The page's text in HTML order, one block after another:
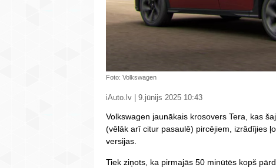
Foto: Volkswagen
iAuto.lv | 9.jūnijs 2025 10:43
Volkswagen jaunākais krosovers Tera, kas
(vēlāk arī citur pasaulē) pircējiem, izrādījies
versijas.
Tiek ziņots, ka pirmajās 50 minūtēs kopš